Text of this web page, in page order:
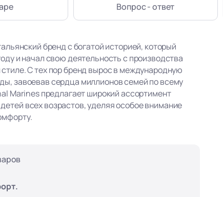
Вопрос - ответ
бренд с богатой историей, который
и начал свою деятельность с производства
С тех пор бренд вырос в международную
завоевав сердца миллионов семей по всему
Marines предлагает широкий ассортимент
всех возрастов, уделяя особое внимание